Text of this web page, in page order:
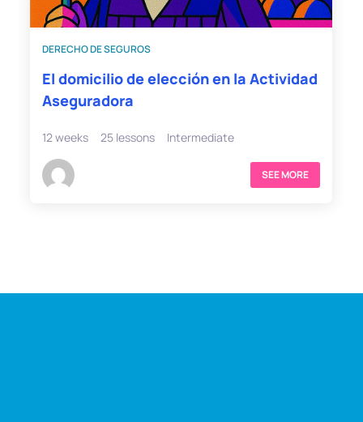
DERECHO DE SEGUROS
El domicilio de elección en la Actividad
Aseguradora
12 weeks 25 lessons Intermediate
SEE MORE